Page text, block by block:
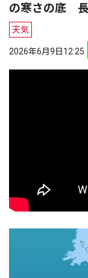
の寒さの底 長
天気
2026年6月9日12:25